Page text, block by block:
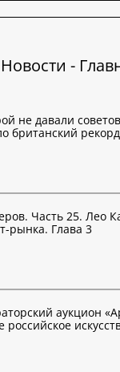
Новости -
не давали
британский рекорд
Часть 25. Лео
рынка. Глава 3
аукцион